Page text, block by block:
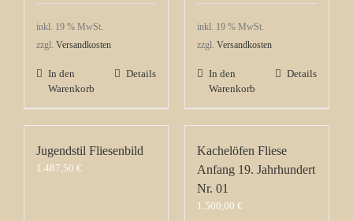
inkl. 19 % MwSt.
zzgl. Versandkosten
In den
Warenkorb
Details
inkl. 19 % MwSt.
zzgl. Versandkosten
In den
Warenkorb
Details
Jugendstil Fliesenbild
1.487,50 €
Kachelöfen Fliese
Anfang 19. Jahrhundert
Nr. 01
1.500,00 €